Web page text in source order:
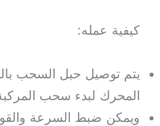
كيفية عمله:
يتم توصيل حبل السحب
المحرك لبدء سحب
ويمكن ضبط السرعة